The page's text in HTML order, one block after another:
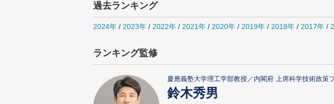
過去ランキング
2024年 / 2023年 / 2022年 / 2021年 / 2020年 / 2019年 / 2018年 / 2017年 /
ランキング監修
慶應義塾大学理工学部教授／内閣府 上席科学技術政策
鈴木秀男